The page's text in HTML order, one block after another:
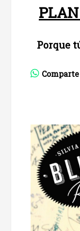
Porque